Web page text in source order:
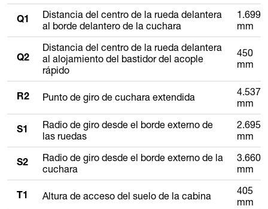
Q1
Distancia del centro de la rueda delantera
al borde delantero de la cuchara
1.699
mm
Q2
Distancia del centro de la rueda delantera
al alojamiento del bastidor del acople
rápido
450
mm
R2 Punto de giro de cuchara extendida
4.537
mm
S1
Radio de giro desde el borde externo de
las ruedas
2.695
mm
S2
Radio de giro desde el borde externo de la
cuchara
3.660
mm
T1 Altura de acceso del suelo de la cabina
405
mm